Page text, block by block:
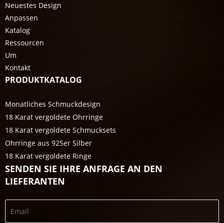
Neuestes Design
Anpassen
Katalog
Ressourcen
Um
Kontakt
PRODUKTKATALOG
Monatliches Schmuckdesign
18 Karat vergoldete Ohrringe
18 Karat vergoldete Schmucksets
Ohrringe aus 925er Silber
18 Karat vergoldete Ringe
SENDEN SIE IHRE ANFRAGE AN DEN
LIEFERANTEN